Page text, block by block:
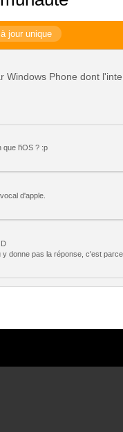
jour unique
Phone dont
que l'iOS ? :p
d'apple.
donne pas la réponse, c'est